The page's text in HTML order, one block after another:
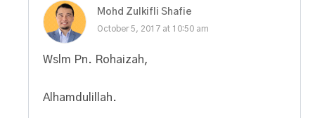
Mohd Zulkifli Shafie
October 5, 2017 at 10:50 am
Wslm Pn. Rohaizah,
Alhamdulillah.